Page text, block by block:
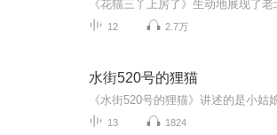
12 2.7万
水街520号的狸猫
13 1824